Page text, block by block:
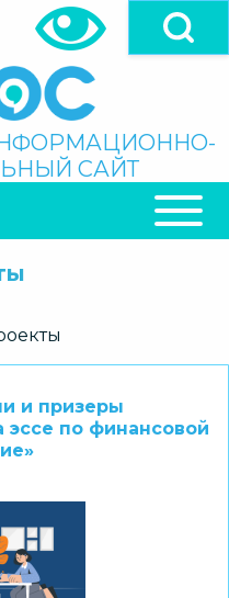
САЙТ
и призеры
эссе по финансовой